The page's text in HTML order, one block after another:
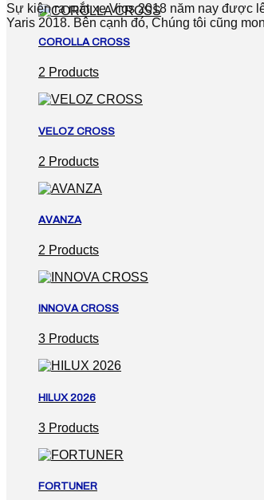
COROLLA CROSS
2 Products
VELOZ CROSS
2 Products
AVANZA
2 Products
INNOVA CROSS
3 Products
HILUX 2026
3 Products
FORTUNER
Sự kiện ra mắt xe Vios 2018 năm nay được
Yaris 2018. Bên cạnh đó, Chúng tôi cũng